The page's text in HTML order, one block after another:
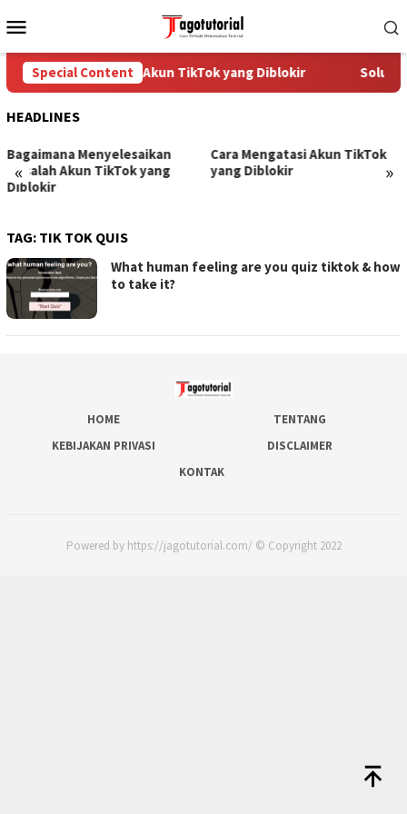
to
Menu
Special Content
Cara Mengatasi Akun TikTok yang Diblokir Solusi
HEADLINES
« »
Bagaimana Menyelesaikan
Masalah Akun TikTok yang
Diblokir
Cara Mengatasi Akun TikTok
yang Diblokir
TAG: TIK TOK QUIS
What human feeling are you quiz tiktok & how
to take it?
HOME
TENTANG
KEBIJAKAN PRIVASI
DISCLAIMER
KONTAK
Powered by https://jagotutorial.com/ © Copyright 2022